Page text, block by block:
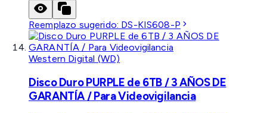
Reemplazo sugerido: DS-KIS608-P
Western Digital (WD)
Disco Duro PURPLE de 6TB / 3 AÑOS DE
GARANTÍA / Para Videovigilancia